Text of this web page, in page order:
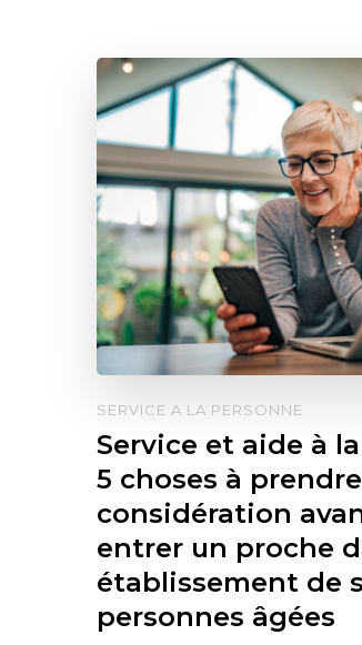
SERVICE A LA PERSONNE
Service et aide à
5 choses à
considération
entrer un proche
établissement de
personnes âgées